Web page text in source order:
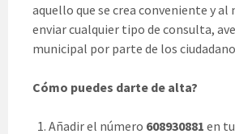
aquello que se crea conveniente y
enviar cualquier tipo de consulta,
municipal por parte de los
Cómo puedes darte de alta?
Añadir el número 608930881 en